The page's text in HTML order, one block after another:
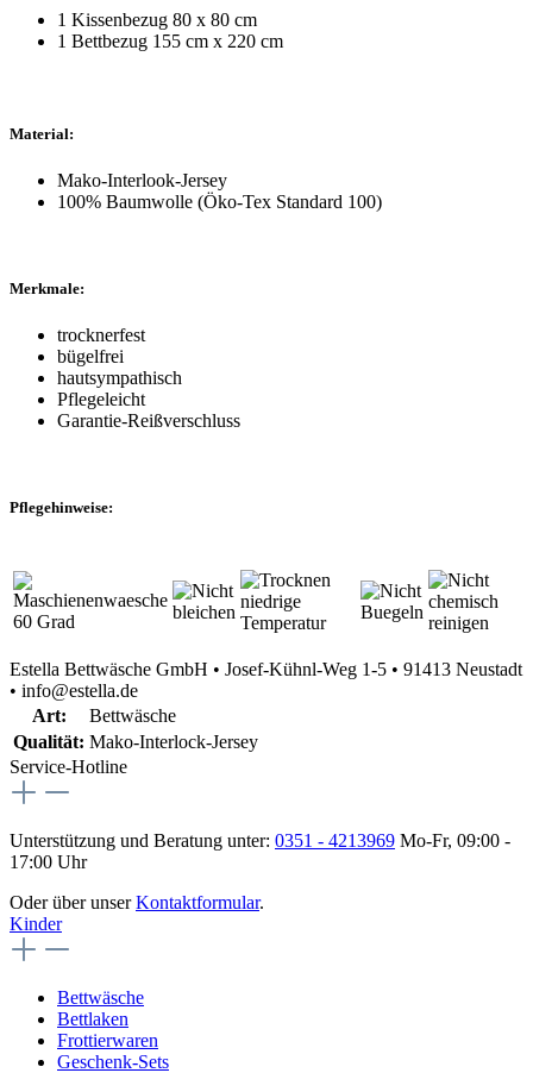
1 Kissenbezug 80 x 80 cm
1 Bettbezug 155 cm x 220 cm
Material:
Mako-Interlook-Jersey
100% Baumwolle (Öko-Tex Standard 100)
Merkmale:
trocknerfest
bügelfrei
hautsympathisch
Pflegeleicht
Garantie-Reißverschluss
Pflegehinweise:
Estella Bettwäsche GmbH • Josef-Kühnl-Weg 1-5 • 91413 Neustadt
• info@estella.de
Art:
Bettwäsche
Qualität: Mako-Interlock-Jersey
Service-Hotline
Unterstützung und Beratung unter: 0351 - 4213969 Mo-Fr, 09:00 -
17:00 Uhr
Oder über unserKontaktformular.
Kinder
Bettwäsche
Bettlaken
Frottierwaren
Geschenk-Sets